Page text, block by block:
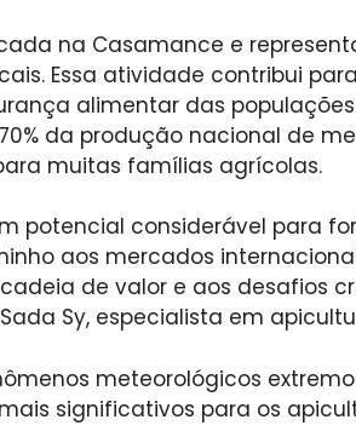
na Casamance e
Essa atividade contribui
alimentar das
da produção nacional de
muitas famílias agrícolas.
potencial considerável para
aos mercados
de valor e aos desafios
Sy, especialista em
meteorológicos
significativos para os